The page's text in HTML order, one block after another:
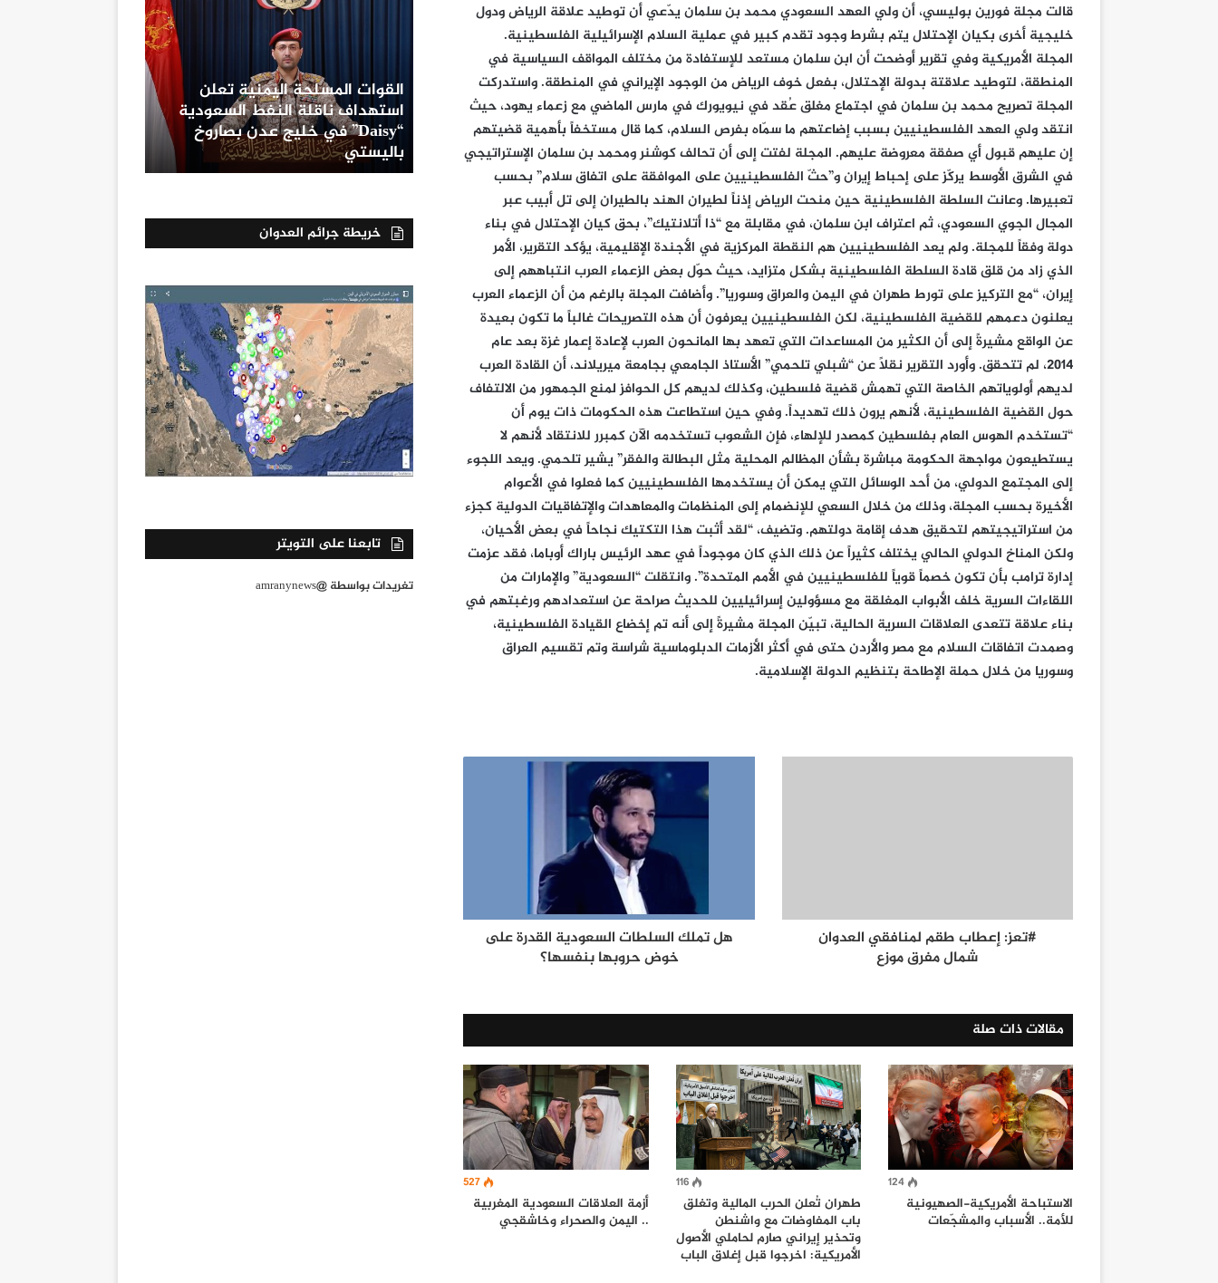
قالت مجلة فورين بوليسي، أن ولي العهد السعودي محمد بن سلمان يدّعي أن توطيد علاقة الرياض ودول
خليجية أخرى بكيان الإحتلال يتم بشرط وجود تقدم كبير في عملية السلام الإسرائيلية الفلسطينية.
المجلة الأمريكية وفي تقرير أوضحت أن ابن سلمان مستعد للإستفادة من مختلف المواقف السياسية في
المنطقة، لتوطيد علاقتة بدولة الإحتلال، بفعل خوف الرياض من الوجود الإيراني في المنطقة. واستدركت
المجلة تصريح محمد بن سلمان في اجتماع مغلق عُقد في نيويورك في مارس الماضي مع زعماء يهود، حيث
انتقد ولي العهد الفلسطينيين بسبب إضاعتهم ما سمّاه بفرص السلام، كما قال مستخفاً بأهمية قضيتهم
إن عليهم قبول أي صفقة معروضة عليهم. المجلة لفتت إلى أن تحالف كوشنر ومحمد بن سلمان الإستراتيجي
في الشرق الأوسط يركّز على إحباط إيران و”حثّ الفلسطينيين على الموافقة على اتفاق سلام” بحسب
تعبيرها. وعانت السلطة الفلسطينية حين منحت الرياض إذناً لطيران الهند بالطيران إلى تل أبيب عبر
المجال الجوي السعودي، ثم اعتراف ابن سلمان، في مقابلة مع “ذا أتلانتيك”، بحق كيان الإحتلال في بناء
دولة وفقاً للمجلة. ولم يعد الفلسطينيين هم النقطة المركزية في الأجندة الإقليمية، يؤكد التقرير، الأمر
الذي زاد من قلق قادة السلطة الفلسطينية بشكل متزايد، حيث حوّل بعض الزعماء العرب انتباههم إلى
إيران، “مع التركيز على تورط طهران في اليمن والعراق وسوريا”. وأضافت المجلة بالرغم من أن الزعماء العرب
يعلنون دعمهم للقضية الفلسطينية، لكن الفلسطينيين يعرفون أن هذه التصريحات غالباً ما تكون بعيدة
عن الواقع مشيرةً إلى أن الكثير من المساعدات التي تعهد بها المانحون العرب لإعادة إعمار غزة بعد عام
2014، لم تتحقق. وأورد التقرير نقلاً عن “شبلي تلحمي” الأستاذ الجامعي بجامعة ميريلاند، أن القادة العرب
لديهم أولوياتهم الخاصة التي تهمش قضية فلسطين، وكذلك لديهم كل الحوافز لمنع الجمهور من الالتفاف
حول القضية الفلسطينية، لأنهم يرون ذلك تهديداً. وفي حين استطاعت هذه الحكومات ذات يوم أن
“تستخدم الهوس العام بفلسطين كمصدر للإلهاء، فإن الشعوب تستخدمه الآن كمبرر للانتقاد لأنهم لا
يستطيعون مواجهة الحكومة مباشرة بشأن المظالم المحلية مثل البطالة والفقر” يشير تلحمي. ويعد اللجوء
إلى المجتمع الدولي، من أحد الوسائل التي يمكن أن يستخدمها الفلسطينيين كما فعلوا في الأعوام
الأخيرة بحسب المجلة، وذلك من خلال السعي للإنضمام إلى المنظمات والمعاهدات والإتفاقيات الدولية كجزء
من استراتيجيتهم لتحقيق هدف إقامة دولتهم. وتضيف، “لقد أثبت هذا التكتيك نجاحاً في بعض الأحيان،
ولكن المناخ الدولي الحالي يختلف كثيراً عن ذلك الذي كان موجوداً في عهد الرئيس باراك أوباما، فقد عزمت
إدارة ترامب بأن تكون خصماً قوياً للفلسطينيين في الأمم المتحدة”. وانتقلت “السعودية” والإمارات من
اللقاءات السرية خلف الأبواب المغلقة مع مسؤولين إسرائيليين للحديث صراحة عن استعدادهم ورغبتهم في
بناء علاقة تتعدى العلاقات السرية الحالية، تبيّن المجلة مشيرةً إلى أنه تم إخضاع القيادة الفلسطينية،
وصمدت اتفاقات السلام مع مصر والأردن حتى في أكثر الأزمات الدبلوماسية شراسة وتم تقسيم العراق
وسوريا من خلال حملة الإطاحة بتنظيم الدولة الإسلامية.
#تعز: إعطاب طقم لمنافقي العدوان
شمال مفرق موزع
هل تملك السلطات السعودية القدرة على
خوض حروبها بنفسها؟
مقالات ذات صلة
124
الاستباحة الأمريكية-الصهيونية
للأمة.. الأسباب والمشجّعات
116
طهران تُعلن الحرب المالية وتغلق
باب المفاوضات مع واشنطن
وتحذير إيراني صارم لحاملي الأصول
الأمريكية: اخرجوا قبل إغلاق الباب
527
أزمة العلاقات السعودية المغربية
.. اليمن والصحراء وخاشقجي
القوات المسلحة اليمنية تعلن
استهداف ناقلة النفط السعودية
“Daisy” في خليج عدن بصاروخ
باليستي
خريطة جرائم العدوان
تابعنا على التويتر
تغريدات بواسطة @amranynews